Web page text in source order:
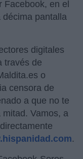
Facebook, en el
pantalla
digitales
través de
o
censora de
a que no te
Vamos, a
.